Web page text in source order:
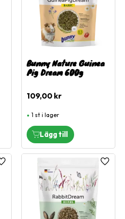
Bunny Nature Guinea
Pig Dream 600g
109,00 kr
1 st i lager
Lägg till i favoriter Lägg